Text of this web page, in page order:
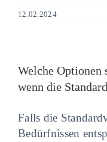
12.02.2024
Welche Optionen
wenn die
Falls die
Bedürfnissen